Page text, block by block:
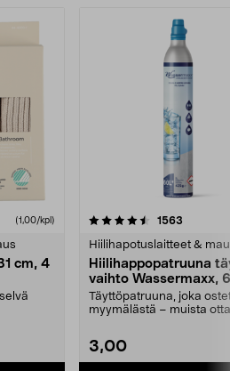
(1,00/kpl)
cm, 4
1563
Hiilihapotuslaitteet &
Hiilihappopatruuna
vaihto Wassermaxx,
Täyttöpatruuna, joka
myymälästä – muista
3,00
4.5viidestä